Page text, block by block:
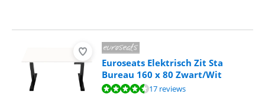
Euroseats Elektrisch Zit Sta
Bureau 160 x 80 Zwart/Wit
Beoordeling is 9,1 van de 10, gebaseerd op 17 reviews.
17 reviews